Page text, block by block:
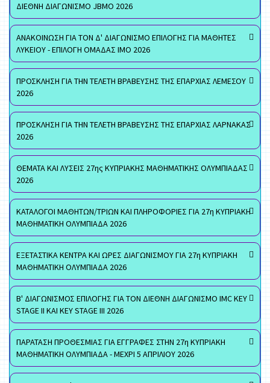
ΔΙΕΘΝΗ ΔΙΑΓΩΝΙΣΜΟ JBMO 2026
ΑΝΑΚΟΙΝΩΣΗ ΓΙΑ ΤΟΝ Δ' ΔΙΑΓΩΝΙΣΜΟ ΕΠΙΛΟΓΗΣ ΓΙΑ ΜΑΘΗΤΕΣ
ΛΥΚΕΙΟΥ - ΕΠΙΛΟΓΗ ΟΜΑΔΑΣ ΙΜΟ 2026
ΠΡΟΣΚΛΗΣΗ ΓΙΑ ΤΗΝ ΤΕΛΕΤΗ ΒΡΑΒΕΥΣΗΣ ΤΗΣ ΕΠΑΡΧΙΑΣ ΛΕΜΕΣΟΥ
2026
ΠΡΟΣΚΛΗΣΗ ΓΙΑ ΤΗΝ ΤΕΛΕΤΗ ΒΡΑΒΕΥΣΗΣ ΤΗΣ ΕΠΑΡΧΙΑΣ ΛΑΡΝΑΚΑΣ
2026
ΘΕΜΑΤΑ ΚΑΙ ΛΥΣΕΙΣ 27ης ΚΥΠΡΙΑΚΗΣ ΜΑΘΗΜΑΤΙΚΗΣ ΟΛΥΜΠΙΑΔΑΣ
2026
ΚΑΤΑΛΟΓΟΙ ΜΑΘΗΤΩΝ/ΤΡΙΩΝ ΚΑΙ ΠΛΗΡΟΦΟΡΙΕΣ ΓΙΑ 27η ΚΥΠΡΙΑΚΗ
ΜΑΘΗΜΑΤΙΚΗ ΟΛΥΜΠΙΑΔΑ 2026
ΕΞΕΤΑΣΤΙΚΑ ΚΕΝΤΡΑ ΚΑΙ ΩΡΕΣ ΔΙΑΓΩΝΙΣΜΟΥ ΓΙΑ 27η ΚΥΠΡΙΑΚΗ
ΜΑΘΗΜΑΤΙΚΗ ΟΛΥΜΠΙΑΔΑ 2026
Β' ΔΙΑΓΩΝΙΣΜΟΣ ΕΠΙΛΟΓΗΣ ΓΙΑ ΤΟΝ ΔΙΕΘΝΗ ΔΙΑΓΩΝΙΣΜΟ IMC KEY
STAGE II ΚΑΙ KEY STAGE III 2026
ΠΑΡΑΤΑΣΗ ΠΡΟΘΕΣΜΙΑΣ ΓΙΑ ΕΓΓΡΑΦΕΣ ΣΤΗΝ 27η ΚΥΠΡΙΑΚΗ
ΜΑΘΗΜΑΤΙΚΗ ΟΛΥΜΠΙΑΔΑ - ΜΕΧΡΙ 5 ΑΠΡΙΛΙΟΥ 2026